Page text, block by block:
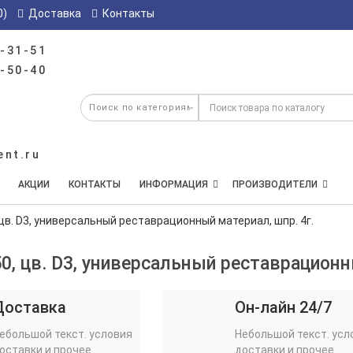
Доставка Контакты
31-51
50-40
АКЦИИ КОНТАКТЫ ИНФОРМАЦИЯ ПРОИЗВОДИТЕЛИ
D3, универсальный реставрационный материал, шпр. 4г.
цв. D3, универсальный
текст. условия
и прочее
Он-лайн 24/7
Небольшой текст.
доставки и прочее